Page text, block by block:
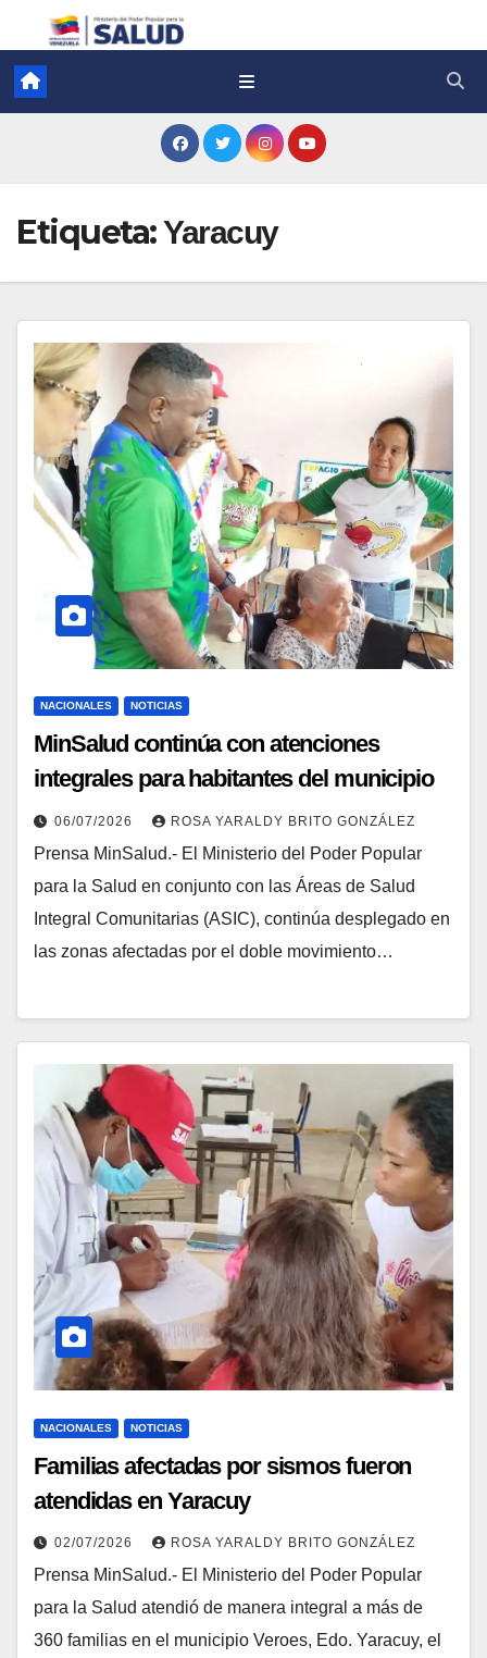
Etiqueta:Yaracuy
NACIONALES NOTICIAS
MinSalud continúa con atenciones
integrales para habitantes del municipio
Veroes
06/07/2026 ROSA YARALDY BRITO GONZÁLEZ
Prensa MinSalud.- El Ministerio del Poder Popular
para la Salud en conjunto con las Áreas de Salud
Integral Comunitarias (ASIC), continúa desplegado en
las zonas afectadas por el doble movimiento…
NACIONALES NOTICIAS
Familias afectadas por sismos fueron
atendidas en Yaracuy
02/07/2026 ROSA YARALDY BRITO GONZÁLEZ
Prensa MinSalud.- El Ministerio del Poder Popular
para la Salud atendió de manera integral a más de
360 familias en el municipio Veroes, Edo. Yaracuy, el